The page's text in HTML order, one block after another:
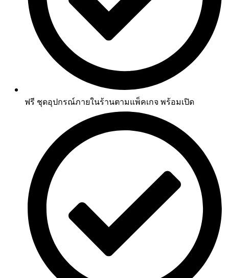
ฟรี ชุดอุปกรณ์ภายในร้านตามแพ็คเกจ พร้อมเปิด